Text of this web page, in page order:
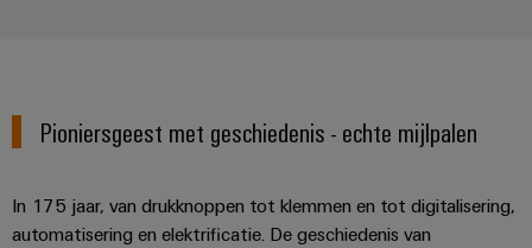
Pioniersgeest met geschiedenis - echte mijlpalen
In 175 jaar, van drukknoppen tot klemmen en tot digitalisering,
automatisering en elektrificatie. De geschiedenis van